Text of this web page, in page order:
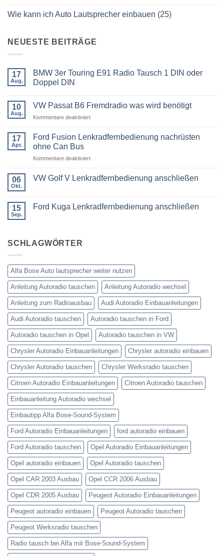
Wie kann ich Auto Lautsprecher einbauen (25)
NEUESTE BEITRÄGE
17
Aug.
BMW 3er Touring E91 Radio Tausch 1 DIN oder
Doppel DIN
zu
3er
Radio
Tausch
1
DIN
DIN
10
Aug.
VW Passat B6 Fremdradio was wird benötigt
Kommentare deaktiviertfür
Passat
was
benötigt
17
Apr.
Ford Fusion Lenkradfernbedienung nachrüsten
ohne Can Bus
Kommentare deaktiviertfür
Fusion
Can
06
Okt.
VW Golf V Lenkradfernbedienung anschließen
VW
15
Sep.
Ford Kuga Lenkradfernbedienung anschließen
Kuga
SCHLAGWÖRTER
Alfa Bose Auto lautsprecher weiter nutzen
Anleitung Autoradio tauschen Anleitung Autoradio wechsel
Anleitung zum Radioausbau Audi Autoradio Einbauanleitungen
Audi Autoradio tauschen Autoradio tauschen in Ford
Autoradio tauschen in Opel Autoradio tauschen in VW
Chrysler Autoradio Einbauanleitungen Chrysler autoradio einbauen
Chrysler Autoradio tauschen Chrysler Werksradio tauschen
Citroen Autoradio Einbauanleitungen Citroen Autoradio tauschen
Einbauanleitung Autoradio wechsel
Einbautipp Alfa Bose-Sound-System
Ford Autoradio Einbauanleitungen ford autoradio einbauen
Ford Autoradio tauschen Opel Autoradio Einbauanleitungen
Opel autoradio einbauen Opel Autoradio tauschen
Opel CAR 2003 Ausbau Opel CCR 2006 Ausbau
Opel CDR 2005 Ausbau Peugeot Autoradio Einbauanleitungen
Peugeot autoradio einbauen Peugeot Autoradio tauschen
Peugeot Werksradio tauschen
Radio tausch bei Alfa mit Bose-Sound-System